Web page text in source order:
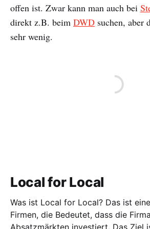
offen ist. Zwar kann man auch bei
direkt z.B. beim DWD suchen, aber
sehr wenig.
Local for Local
Was ist Local for Local? Das ist eine Strategie für
Firmen, die Bedeutet, dass die
Absatzmärkten investiert. Das Ziel